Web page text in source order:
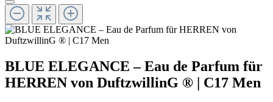
BLUE ELEGANCE – Eau de Parfum für
HERREN von DuftzwillinG ® | C17 Men